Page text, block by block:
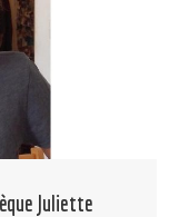
Juliette